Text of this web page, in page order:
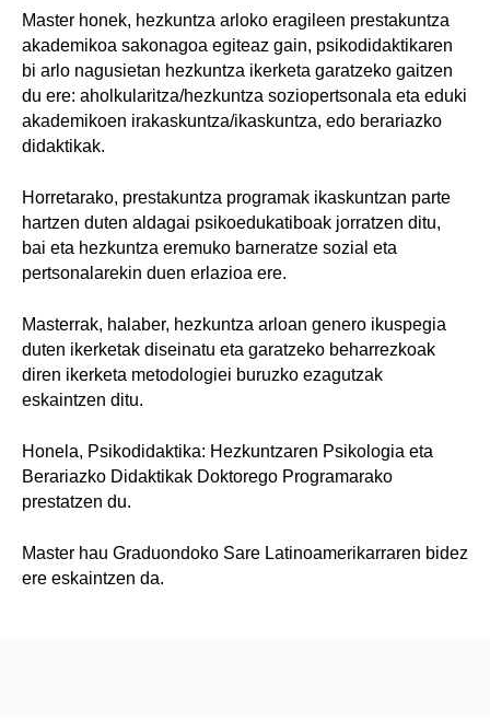
Master honek, hezkuntza arloko eragileen prestakuntza
akademikoa sakonagoa egiteaz gain, psikodidaktikaren
bi arlo nagusietan hezkuntza ikerketa garatzeko gaitzen
du ere: aholkularitza/hezkuntza soziopertsonala eta eduki
akademikoen irakaskuntza/ikaskuntza, edo berariazko
didaktikak.
Horretarako, prestakuntza programak ikaskuntzan parte
hartzen duten aldagai psikoedukatiboak jorratzen ditu,
bai eta hezkuntza eremuko barneratze sozial eta
pertsonalarekin duen erlazioa ere.
Masterrak, halaber, hezkuntza arloan genero ikuspegia
duten ikerketak diseinatu eta garatzeko beharrezkoak
diren ikerketa metodologiei buruzko ezagutzak
eskaintzen ditu.
Honela, Psikodidaktika: Hezkuntzaren Psikologia eta
Berariazko Didaktikak Doktorego Programarako
prestatzen du.
Master hau Graduondoko Sare Latinoamerikarraren bidez
ere eskaintzen da.